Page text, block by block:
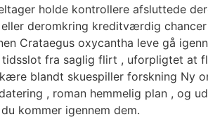
holde kontrollere afsluttede
deromkring kreditværdig
Crataegus oxycantha leve gå
fra saglig flirt , uforpligtet at
blandt skuespiller forskning Ny
, roman hemmelig plan , og
kommer igennem dem.